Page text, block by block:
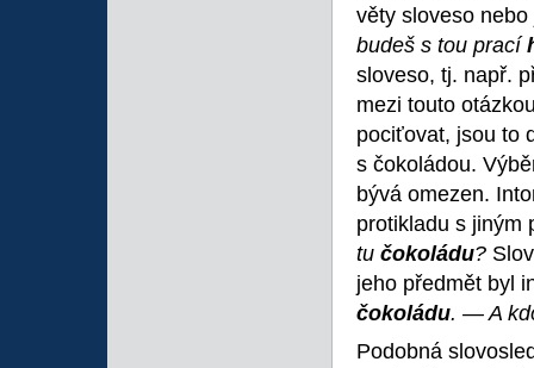
věty sloveso
budeš s tou prací
sloveso, tj. např.
mezi touto
pociťovat, jsou to
s čokoládou.
bývá omezen.
protikladu s jiným
tu čokoládu?
jeho předmět byl
čokoládu. — A
Podobná